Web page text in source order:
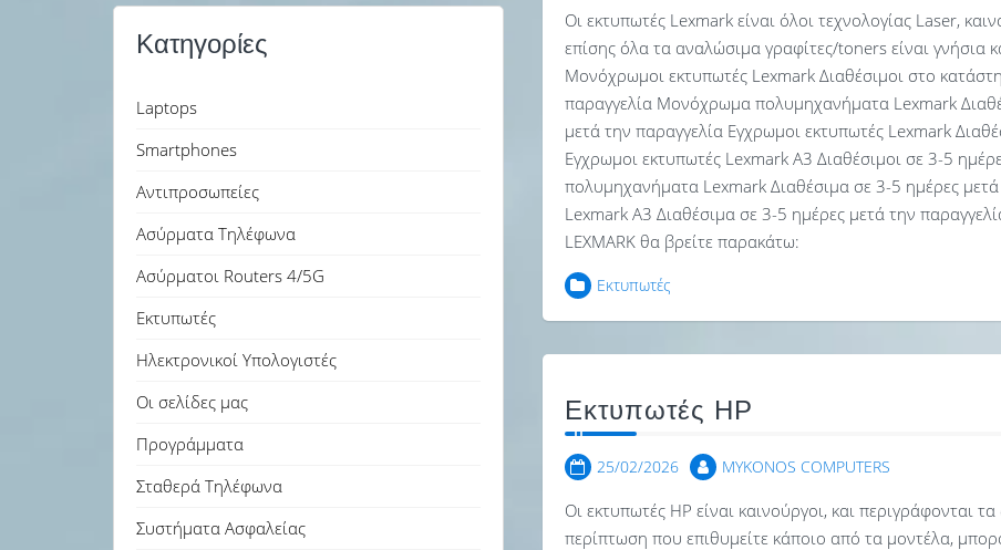
Οι εκτυπωτές Lexmark είναι όλοι τεχνολογίας Laser,
επίσης όλα τα αναλώσιμα γραφίτες/toners είναι γνήσια
Μονόχρωμοι εκτυπωτές Lexmark Διαθέσιμοι στο
παραγγελία Μονόχρωμα πολυμηχανήματα Lexmark
μετά την παραγγελία Εγχρωμοι εκτυπωτές Lexmark
Εγχρωμοι εκτυπωτές Lexmark Α3 Διαθέσιμοι σε 3-5
πολυμηχανήματα Lexmark Διαθέσιμα σε 3-5 ημέρες
Lexmark Α3 Διαθέσιμα σε 3-5 ημέρες μετά την
LEXMARK θα βρείτε παρακάτω:
Εκτυπωτές
Εκτυπωτές HP
25/02/2026 MYKONOS COMPUTERS
Οι εκτυπωτές HP είναι καινούργοι, και περιγράφονται
περίπτωση που επιθυμείτε κάποιο από τα μοντέλα,
Κατηγορίες
Laptops
Smartphones
Αντιπροσωπείες
Ασύρματα Τηλέφωνα
Ασύρματοι Routers 4/5G
Εκτυπωτές
Ηλεκτρονικοί Υπολογιστές
Οι σελίδες μας
Προγράμματα
Σταθερά Τηλέφωνα
Συστήματα Ασφαλείας